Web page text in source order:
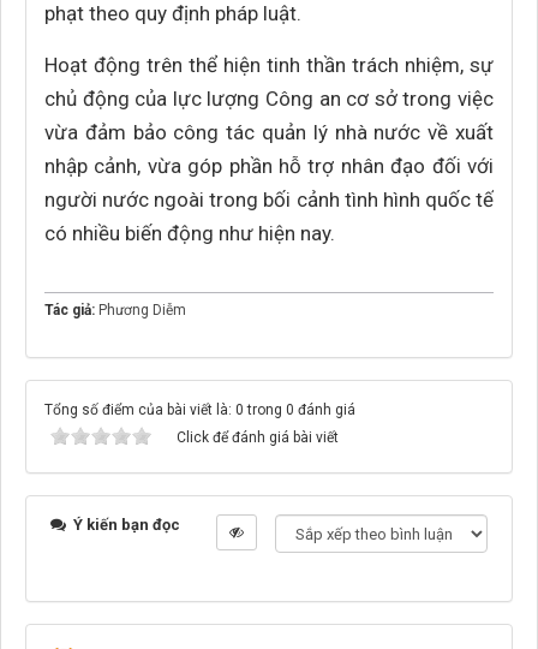
phạt theo quy định pháp luật.
Hoạt động trên thể hiện tinh thần trách nhiệm, sự
chủ động của lực lượng Công an cơ sở trong việc
vừa đảm bảo công tác quản lý nhà nước về xuất
nhập cảnh, vừa góp phần hỗ trợ nhân đạo đối với
người nước ngoài trong bối cảnh tình hình quốc tế
có nhiều biến động như hiện nay.
Tác giả: Phương Diễm
Tổng số điểm của bài viết là: 0 trong 0 đánh giá
Click để đánh giá bài viết
Ý kiến bạn đọc